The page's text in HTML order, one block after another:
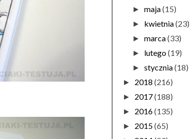
►maja(15)
► kwietnia(23)
►marca(33)
► lutego(19)
►stycznia(18)
► 2018 (216)
► 2017(188)
► 2016(135)
► 2015(65)